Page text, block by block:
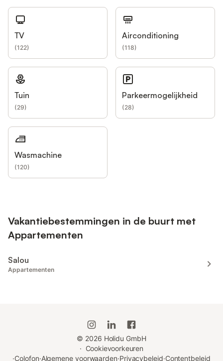
TV
(122)
Airconditioning
(118)
Tuin
(29)
Parkeermogelijkheid
(28)
Wasmachine
(120)
Vakantiebestemmingen in de buurt met
Appartementen
Salou
Appartementen
© 2026 Holidu GmbH
· Cookievoorkeuren
·Colofon·Algemene voorwaarden·Privacybeleid·Contentbeleid